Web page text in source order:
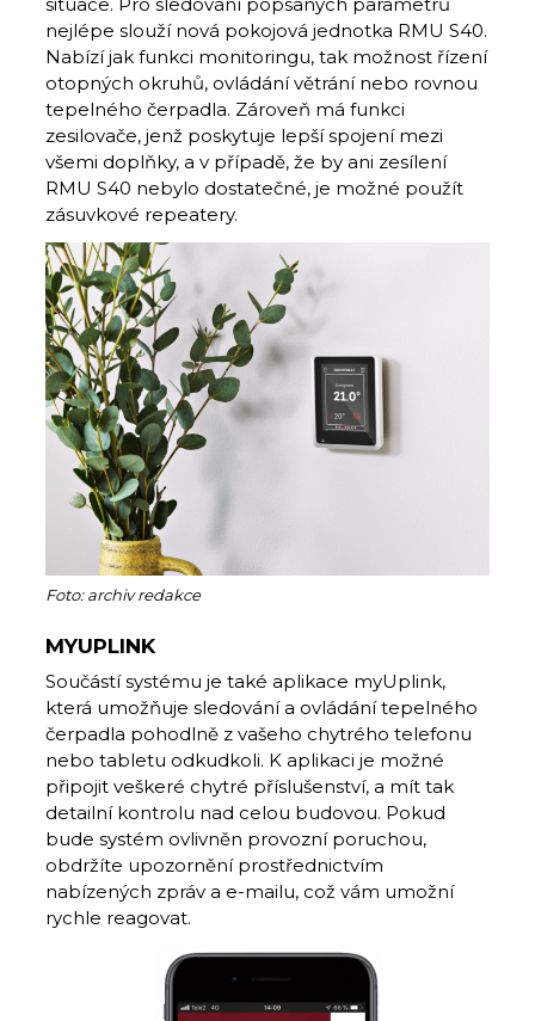
nejlépe slouží nová pokojová jednotka RMU S40.
Nabízí jak funkci monitoringu, tak možnost řízení
otopných okruhů, ovládání větrání nebo rovnou
tepelného čerpadla. Zároveň má funkci
zesilovače, jenž poskytuje lepší spojení mezi
všemi doplňky, a v případě, že by ani zesílení
RMU S40 nebylo dostatečné, je možné použít
zásuvkové repeatery.
Foto: archiv redakce
MYUPLINK
Součástí systému je také aplikace myUplink,
která umožňuje sledování a ovládání tepelného
čerpadla pohodlně z vašeho chytrého telefonu
nebo tabletu odkudkoli. K aplikaci je možné
připojit veškeré chytré příslušenství, a mít tak
detailní kontrolu nad celou budovou. Pokud
bude systém ovlivněn provozní poruchou,
obdržíte upozornění prostřednictvím
nabízených zpráv a e-mailu, což vám umožní
rychle reagovat.